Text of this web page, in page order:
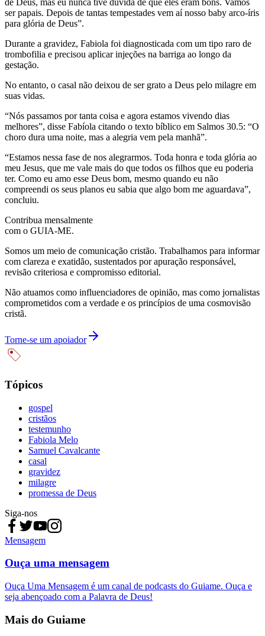
de Deus, mas eu nunca tive dúvida de que eles eram bons. Vamos
ser papais. Depois de tantas tempestades vem aí nosso baby arco-íris
para glória de Deus”.
Durante a gravidez, Fabiola foi diagnosticada com um tipo raro de
trombofilia e precisou aplicar injeções na barriga ao longo da
gestação.
No entanto, o casal não deixou de ser grato a Deus pelo milagre em
suas vidas.
“Nós passamos por tanta coisa e agora estamos vivendo dias
melhores”, disse Fabíola citando o texto bíblico em Salmos 30.5: “O
choro dura uma noite, mas a alegria vem pela manhã”.
“Estamos nessa fase de nos alegrarmos. Toda honra e toda glória ao
meu Jesus, que me vale mais do que todos os filhos que eu poderia
ter. Como eu amo esse Deus bom, mesmo quando eu não
compreendi os seus planos eu sabia que algo bom me aguardava”,
concluiu.
Contribua mensalmente
com o GUIA-ME.
Somos um meio de comunicação cristão. Trabalhamos para informar
com clareza e exatidão, sustentados por apuração responsável,
revisão criteriosa e compromisso editorial.
Não atuamos como influenciadores de opinião, mas como jornalistas
comprometidos com a verdade e os princípios de uma cosmovisão
cristã.
Torne-se um apoiador
Tópicos
gospel
cristãos
testemunho
Fabiola Melo
Samuel Cavalcante
casal
gravidez
milagre
promessa de Deus
Siga-nos
Mensagem
Ouça uma mensagem
Ouça Uma Mensagem é um canal de podcasts do Guiame. Ouça e
seja abençoado com a Palavra de Deus!
Mais do Guiame